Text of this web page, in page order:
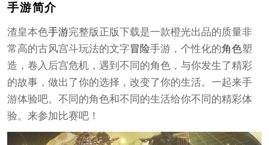
手游简介
渣皇本色手游完整版正版下载是一款橙光出品的质量非
常高的古风宫斗玩法的文字冒险手游，个性化的角色塑
造，卷入后宫危机，遇到不同的角色，与你发生了精彩
的故事，做出了你的选择，改变了你的生活。一起来手
游体验吧。不同的角色和不同的生活给你不同的精彩体
验。来参加比赛吧！